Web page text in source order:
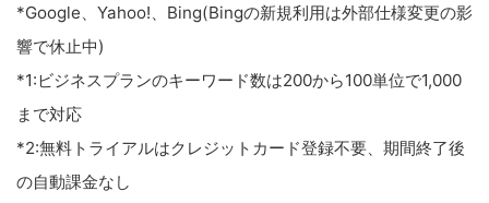
*Google、Yahoo!、Bing(Bingの新規利用は外部仕様変更の影
響で休止中)
*1:ビジネスプランのキーワード数は200から100単位で1,000
まで対応
*2:無料トライアルはクレジットカード登録不要、期間終了後
の自動課金なし